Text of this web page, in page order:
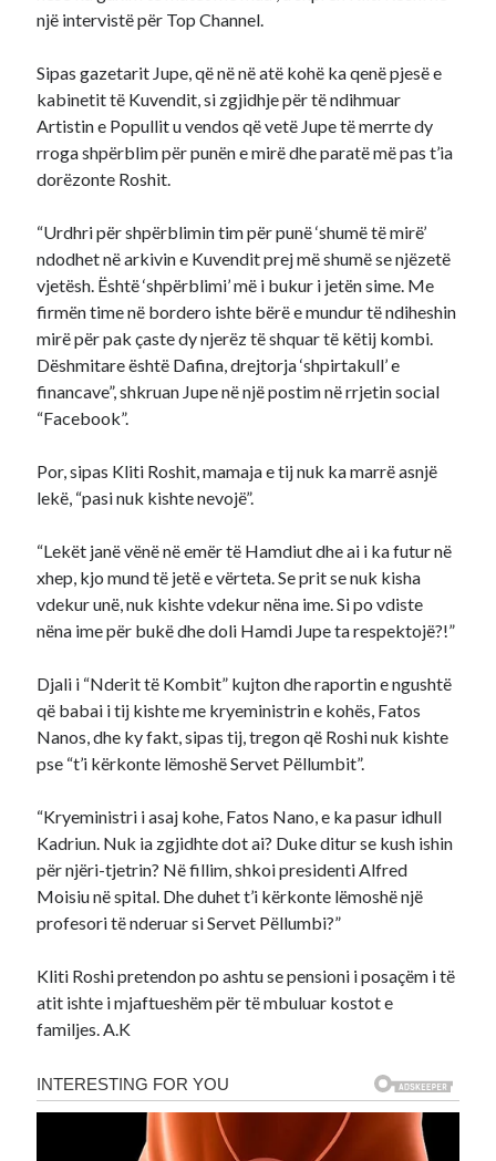
një intervistë për Top Channel.
Sipas gazetarit Jupe, që në në atë kohë ka qenë pjesë e
kabinetit të Kuvendit, si zgjidhje për të ndihmuar
Artistin e Popullit u vendos që vetë Jupe të merrte dy
rroga shpërblim për punën e mirë dhe paratë më pas t’ia
dorëzonte Roshit.
“Urdhri për shpërblimin tim për punë ‘shumë të mirë’
ndodhet në arkivin e Kuvendit prej më shumë se njëzetë
vjetësh. Është ‘shpërblimi’ më i bukur i jetën sime. Me
firmën time në bordero ishte bërë e mundur të ndiheshin
mirë për pak çaste dy njerëz të shquar të këtij kombi.
Dëshmitare është Dafina, drejtorja ‘shpirtakull’ e
financave”, shkruan Jupe në një postim në rrjetin social
“Facebook”.
Por, sipas Kliti Roshit, mamaja e tij nuk ka marrë asnjë
lekë, “pasi nuk kishte nevojë”.
“Lekët janë vënë në emër të Hamdiut dhe ai i ka futur në
xhep, kjo mund të jetë e vërteta. Se prit se nuk kisha
vdekur unë, nuk kishte vdekur nëna ime. Si po vdiste
nëna ime për bukë dhe doli Hamdi Jupe ta respektojë?!”
Djali i “Nderit të Kombit” kujton dhe raportin e ngushtë
që babai i tij kishte me kryeministrin e kohës, Fatos
Nanos, dhe ky fakt, sipas tij, tregon që Roshi nuk kishte
pse “t’i kërkonte lëmoshë Servet Pëllumbit”.
“Kryeministri i asaj kohe, Fatos Nano, e ka pasur idhull
Kadriun. Nuk ia zgjidhte dot ai? Duke ditur se kush ishin
për njëri-tjetrin? Në fillim, shkoi presidenti Alfred
Moisiu në spital. Dhe duhet t’i kërkonte lëmoshë një
profesori të nderuar si Servet Pëllumbi?”
Kliti Roshi pretendon po ashtu se pensioni i posaçëm i të
atit ishte i mjaftueshëm për të mbuluar kostot e
familjes. A.K